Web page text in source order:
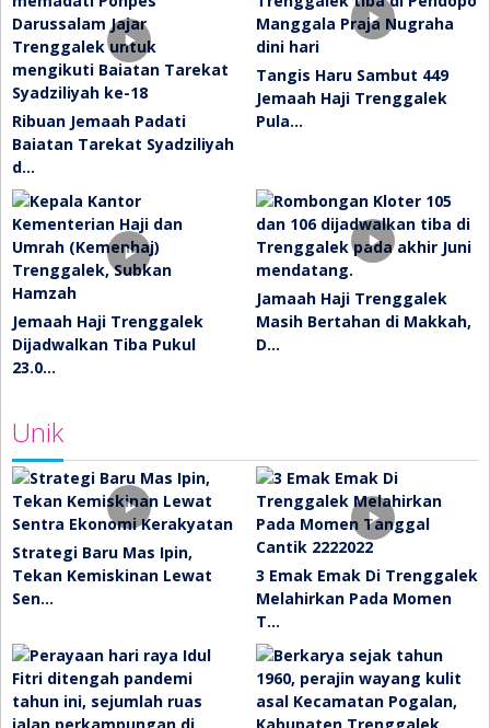
Ribuan Jemaah Padati
Baiatan Tarekat Syadziliyah
d…
Tangis Haru Sambut 449
Jemaah Haji Trenggalek
Pula…
Jemaah Haji Trenggalek
Dijadwalkan Tiba Pukul
23.0…
Jamaah Haji Trenggalek
Masih Bertahan di Makkah,
D…
Unik
Strategi Baru Mas Ipin,
Tekan Kemiskinan Lewat
Sen…
3 Emak Emak Di Trenggalek
Melahirkan Pada Momen
T…